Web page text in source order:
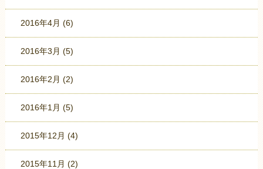
2016年4月 (6)
2016年3月 (5)
2016年2月 (2)
2016年1月 (5)
2015年12月 (4)
2015年11月 (2)